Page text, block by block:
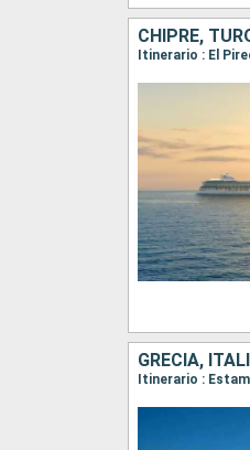
CHIPRE,
GRECIA,
Itinerario :